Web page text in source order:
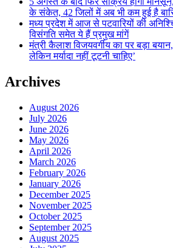
के संकेत, 42 जिलों में अब भी कम हुई है
मध्य प्रदेश में आज से पटवारियों की
विसंगति समेत ये हैं प्रमुख मांगें
मंत्री कैलाश विजयवर्गीय का पर बड़ा
लेकिन मर्यादा नहीं टूटनी चाहिए’
Archives
August 2026
July 2026
June 2026
May 2026
April 2026
March 2026
February 2026
January 2026
December 2025
November 2025
October 2025
September 2025
August 2025